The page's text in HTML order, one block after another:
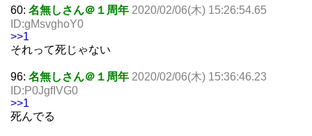
60: 名無しさん＠１周年 2020/02/06(木) 15:26:54.65
ID:gMsvghoY0
>>1
それって死じゃない
96: 名無しさん＠１周年 2020/02/06(木) 15:36:46.23
ID:P0JgfIVG0
>>1
死んでる